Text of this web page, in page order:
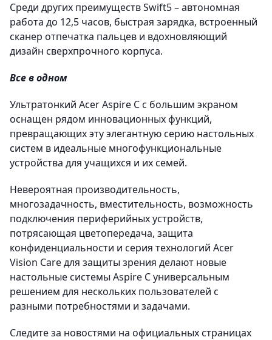
Среди других преимуществ Swift5 – автономная
работа до 12,5 часов, быстрая зарядка, встроенный
сканер отпечатка пальцев и вдохновляющий
дизайн сверхпрочного корпуса.
Все в одном
Ультратонкий Acer Aspire C с большим экраном
оснащен рядом инновационных функций,
превращающих эту элегантную серию настольных
систем в идеальные многофункциональные
устройства для учащихся и их семей.
Невероятная производительность,
многозадачность, вместительность, возможность
подключения периферийных устройств,
потрясающая цветопередача, защита
конфиденциальности и серия технологий Acer
Vision Care для защиты зрения делают новые
настольные системы Aspire C универсальным
решением для нескольких пользователей с
разными потребностями и задачами.
Следите за новостями на официальных страницах